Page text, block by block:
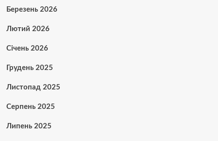
Березень 2026
Лютий 2026
Січень 2026
Грудень 2025
Листопад 2025
Серпень 2025
Липень 2025